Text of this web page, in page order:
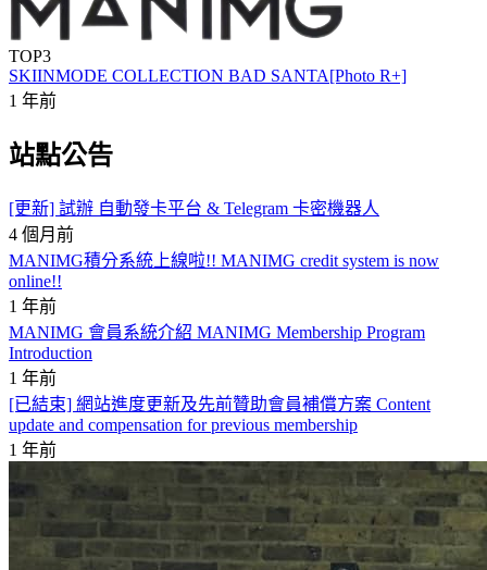
TOP3
SKIINMODE COLLECTION BAD SANTA[Photo R+]
1 年前
站點公告
[更新] 試辦 自動發卡平台 & Telegram 卡密機器人
4 個月前
MANIMG積分系統上線啦!! MANIMG credit system is now
online!!
1 年前
MANIMG 會員系統介紹 MANIMG Membership Program
Introduction
1 年前
[已結束] 網站進度更新及先前贊助會員補償方案 Content
update and compensation for previous membership
1 年前